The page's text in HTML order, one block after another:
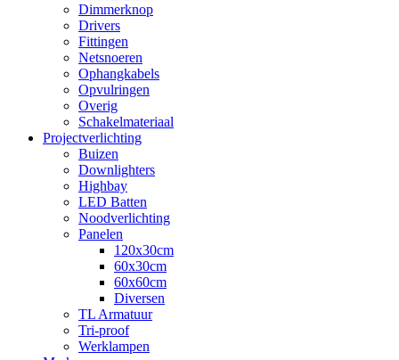
Dimmerknop
Drivers
Fittingen
Netsnoeren
Ophangkabels
Opvulringen
Overig
Schakelmateriaal
Projectverlichting
Buizen
Downlighters
Highbay
LED Batten
Noodverlichting
Panelen
120x30cm
60x30cm
60x60cm
Diversen
TL Armatuur
Tri-proof
Werklampen